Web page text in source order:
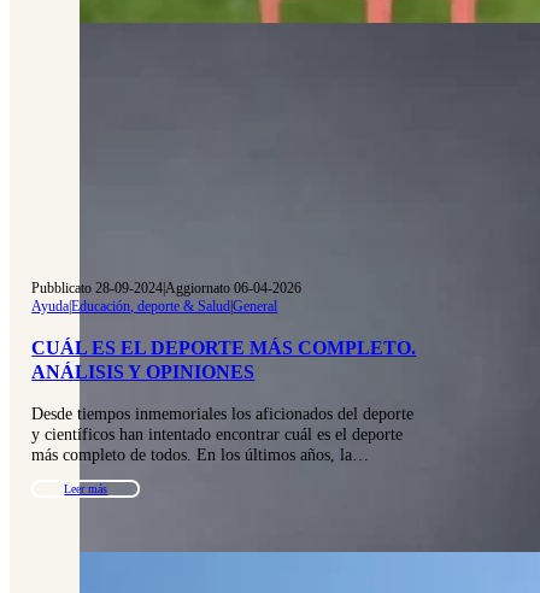
Pubblicato 28-09-2024|Aggiornato 06-04-2026
Ayuda|Educación, deporte & Salud|General
CUÁL ES EL DEPORTE MÁS COMPLETO.
ANÁLISIS Y OPINIONES
Desde tiempos inmemoriales los aficionados del deporte
y científicos han intentado encontrar cuál es el deporte
más completo de todos. En los últimos años, la…
Leer más